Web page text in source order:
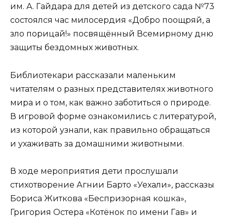
им. А. Гайдара для детей из детского сада №73
состоялся час милосердия «Добро поощряй, а
зло порицай!» посвящённый Всемирному дню
защиты бездомных животных.
Библиотекари рассказали маленьким
читателям о разных представителях животного
мира и о том, как важно заботиться о природе.
В игровой форме ознакомились с литературой,
из которой узнали, как правильно обращаться
и ухаживать за домашними животными.
В ходе мероприятия дети прослушали
стихотворение Агнии Барто «Уехали», рассказы
Бориса Житкова «Беспризорная кошка»,
Григория Остера «Котёнок по имени Гав» и